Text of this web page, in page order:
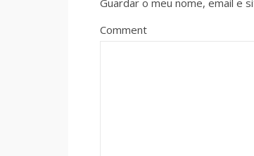
Guardar o meu nome, email e
Comment